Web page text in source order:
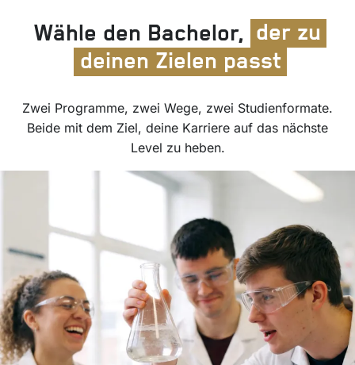
Wähle den Bachelor, der zu
deinen Zielen passt
Zwei Programme, zwei Wege, zwei Studienformate.
Beide mit dem Ziel, deine Karriere auf das nächste
Level zu heben.